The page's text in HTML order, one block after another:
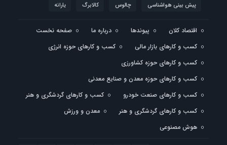
پیش بینی هواشناسی
چالوس کالابرگ یارانه
اقتصاد کلان پیوندها درباره ما
صفحه نخست
کسب و کارهای بازار مالی
کسب و کارهای حوزه انرژی
کسب و کارهای حوزه کشاورزی
کسب و کارهای حوزه معدن و صنایع معدنی
کسب و کارهای صنعت خودرو
کسب و کارهای گردشگری و هنر
کسب و کارهای گردشگری و هنر
معدن و ورزش
هوش مصنوعی